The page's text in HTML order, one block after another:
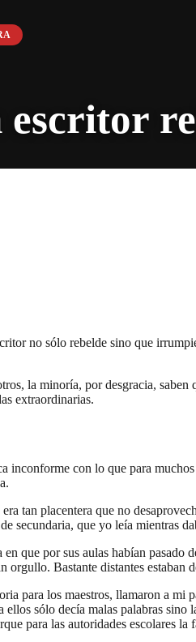
escritor
no sólo rebelde sino que
la minoría, por desgracia,
extraordinarias.
inconforme con lo que para
tan placentera que no
secundaria, que yo leía mientras
que por sus aulas habían
orgullo. Bastante distantes
para los maestros, llamaron a
sólo decía malas palabras
para las autoridades escolares